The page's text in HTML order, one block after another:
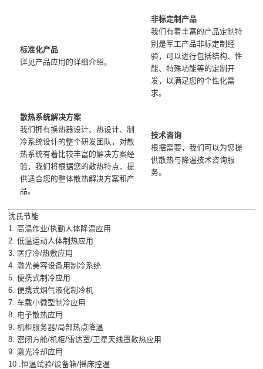
标准化产品
详见产品应用 的详细介绍。
非标定制产品
我们有着丰富的产品定制特
别是军工产品非标定制经
验，可以进行包括结构、性
能、特殊功能等的定制开
发，以满足您的个性化需
求。
散热系统解决方案
我们拥有换热器设计、热设计、制
冷系统设计的整个研发团队，对散
热系统有着比较丰富的解决方案经
验，我们将根据您的散热特点，提
供适合您的整体散热解决方案和产
品。
技术咨询
根据需要，我们可以为您提
供散热与降温技术咨询服
务。
沈氏节能
1. 高温作业/执勤人体降温应用
2. 低温运动人体制热应用
3. 医疗冷/热敷应用
4. 激光美容设备用制冷系统
5. 便携式制冷应用
6. 便携式烟气液化制冷机
7. 车载小微型制冷应用
8. 电子散热应用
9. 机柜服务器/局部热点降温
8. 密闭方舱/机柜/雷达罩/卫星天线罩散热应用
9. 激光冷却应用
10 .恒温试验/设备箱/摇床控温